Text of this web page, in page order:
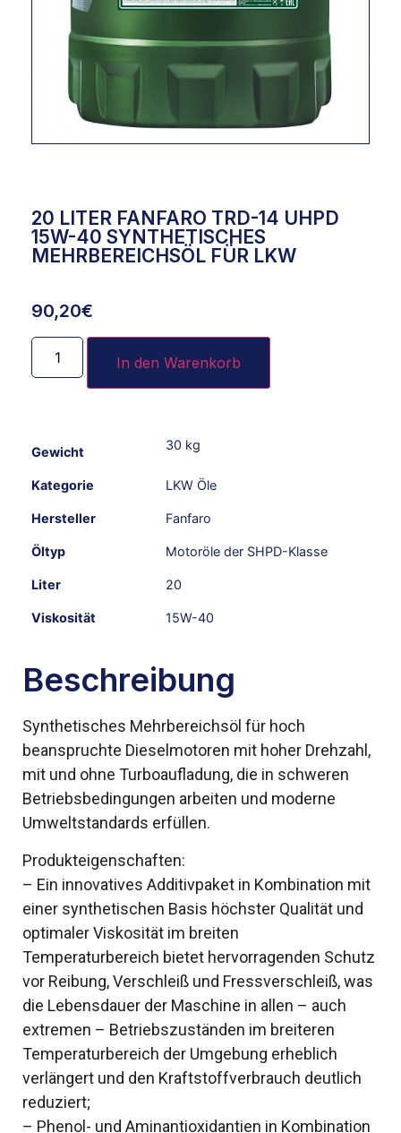
20 LITER FANFARO TRD-14 UHPD
15W-40 SYNTHETISCHES
MEHRBEREICHSÖL FÜR LKW
90,20€
In den Warenkorb
Gewicht 30 kg
Kategorie LKW Öle
Hersteller Fanfaro
Öltyp Motoröle der SHPD-Klasse
Liter 20
Viskosität 15W-40
Beschreibung
Synthetisches Mehrbereichsöl für hoch
beanspruchte Dieselmotoren mit hoher Drehzahl,
mit und ohne Turboaufladung, die in schweren
Betriebsbedingungen arbeiten und moderne
Umweltstandards erfüllen.
Produkteigenschaften:
– Ein innovatives Additivpaket in Kombination mit
einer synthetischen Basis höchster Qualität und
optimaler Viskosität im breiten
Temperaturbereich bietet hervorragenden Schutz
vor Reibung, Verschleiß und Fressverschleiß, was
die Lebensdauer der Maschine in allen – auch
extremen – Betriebszuständen im breiteren
Temperaturbereich der Umgebung erheblich
verlängert und den Kraftstoffverbrauch deutlich
reduziert;
– Phenol- und Aminantioxidantien in Kombination